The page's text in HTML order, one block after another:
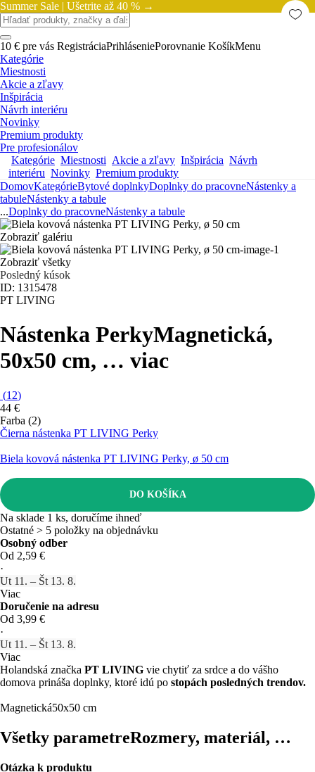
Summer Sale | Ušetrite až 40 % →
10 € pre vás RegistráciaPrihláseniePorovnanie KošíkMenu
Kategórie
Miestnosti
Akcie a zľavy
Inšpirácia
Návrh interiéru
Novinky
Premium produkty
Pre profesionálov
Kategórie Miestnosti Akcie a zľavy Inšpirácia Návrh
interiéru Novinky Premium produkty
DomovKategórieBytové doplnkyDoplnky do pracovneNástenky a
tabuleNástenky a tabule
...Doplnky do pracovneNástenky a tabule
Zobraziť galériu
Zobraziť všetky
Posledný kúsok
ID: 1315478
PT LIVING
Nástenka PerkyMagnetická,
50x50 cm, … viac
(12)
44 €
Farba (2)
Čierna nástenka PT LIVING Perky
Biela kovová nástenka PT LIVING Perky, ø 50 cm
DO KOŠÍKA
Na sklade 1 ks, doručíme ihneď
Ostatné > 5 položky na objednávku
Osobný odber
Od 2,59 €
·
Ut 11. – Št 13. 8.
Viac
Doručenie na adresu
Od 3,99 €
·
Ut 11. – Št 13. 8.
Viac
Holandská značka PT LIVING vie chytiť za srdce a do vášho
domova prináša doplnky, ktoré idú po stopách posledných trendov.
Magnetická50x50 cm
Všetky parametreRozmery, materiál, …
Otázka k produktu